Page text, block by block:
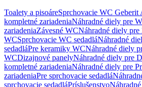
Toalety a pisoáreSprchovacie WC Geberit
kompletné zariadeniaNáhradné diely pre
zariadeniaZávesné WCNáhradné diely pre
WCSprchovacie WC sedadláNáhradné
sedadláPre keramiky WCNáhradné diely
WCDizajnové panelyNáhradné diely pre
kompletné zariadeniaNáhradné diely pre
zariadeniaPre sprchovacie sedadlá
sprchovacie sedadláPríslušenstvo